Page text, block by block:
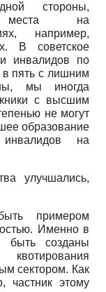
стороны,
места на
например,
В советское
инвалидов по
в пять с лишним
мы иногда
с высшим
не могут
образование
на
улучшались,
примером
Именно в
быть созданы
сектором. Как
частник этому